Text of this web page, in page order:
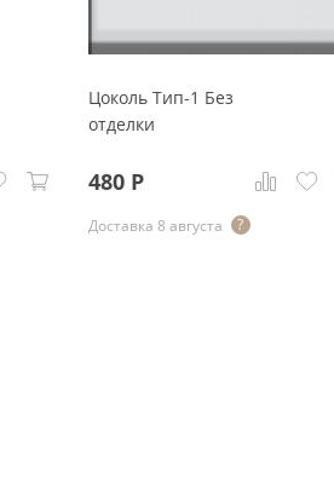
Цоколь Тип-1 Без
отделки
480Р
Доставка 8 августа